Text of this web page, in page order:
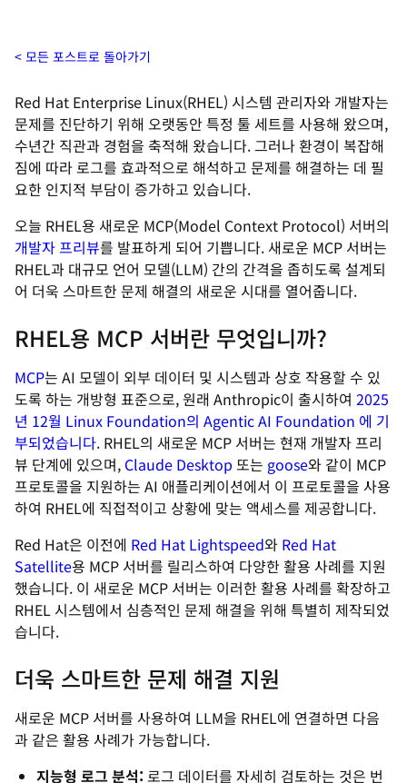
모든 포스트로 돌아가기
Red Hat Enterprise Linux(RHEL) 시스템 관리자와 개발자는
문제를 진단하기 위해 오랫동안 특정 툴 세트를 사용해 왔으며,
수년간 직관과 경험을 축적해 왔습니다. 그러나 환경이 복잡해
짐에 따라 로그를 효과적으로 해석하고 문제를 해결하는 데 필
요한 인지적 부담이 증가하고 있습니다.
오늘 RHEL용 새로운 MCP(Model Context Protocol) 서버의
개발자 프리뷰를 발표하게 되어 기쁩니다. 새로운 MCP 서버는
RHEL과 대규모 언어 모델(LLM) 간의 간격을 좁히도록 설계되
어 더욱 스마트한 문제 해결의 새로운 시대를 열어줍니다.
RHEL용 MCP 서버란 무엇입니까?
MCP는 AI 모델이 외부 데이터 및 시스템과 상호 작용할 수 있
도록 하는 개방형 표준으로, 원래 Anthropic이 출시하여 2025
년 12월 Linux Foundation의 Agentic AI Foundation 에 기
부되었습니다. RHEL의 새로운 MCP 서버는 현재 개발자 프리
뷰 단계에 있으며, Claude Desktop 또는 goose와 같이 MCP
프로토콜을 지원하는 AI 애플리케이션에서 이 프로토콜을 사용
하여 RHEL에 직접적이고 상황에 맞는 액세스를 제공합니다.
Red Hat은 이전에 Red Hat Lightspeed와 Red Hat
Satellite용 MCP 서버를 릴리스하여 다양한 활용 사례를 지원
했습니다. 이 새로운 MCP 서버는 이러한 활용 사례를 확장하고
RHEL 시스템에서 심층적인 문제 해결을 위해 특별히 제작되었
습니다.
더욱 스마트한 문제 해결 지원
새로운 MCP 서버를 사용하여 LLM을 RHEL에 연결하면 다음
과 같은 활용 사례가 가능합니다.
지능형 로그 분석: 로그 데이터를 자세히 검토하는 것은 번